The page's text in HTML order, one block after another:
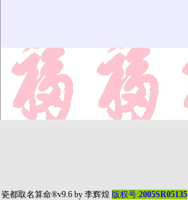
瓷都取名算命®v9.6 by 李辉煌 版权号:2005SR05135